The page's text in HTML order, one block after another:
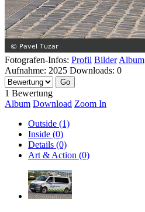
Fotografen-Infos: Profil Bilder Album
Aufnahme: 2025 Downloads: 0
1 Bewertung
Album Download Zoom In
Outside (1)
Inside (0)
Details (0)
Art & Action (0)